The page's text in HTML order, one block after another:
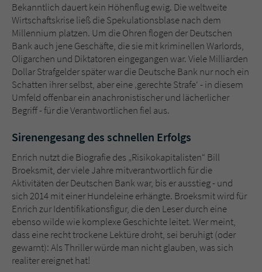
Bekanntlich dauert kein Höhenflug ewig. Die weltweite
Wirtschaftskrise ließ die Spekulationsblase nach dem
Millennium platzen. Um die Ohren flogen der Deutschen
Bank auch jene Geschäfte, die sie mit kriminellen Warlords,
Oligarchen und Diktatoren eingegangen war. Viele Milliarden
Dollar Strafgelder später war die Deutsche Bank nur noch ein
Schatten ihrer selbst, aber eine ‚gerechte Strafe‘ - in diesem
Umfeld offenbar ein anachronistischer und lächerlicher
Begriff - für die Verantwortlichen fiel aus.
Sirenengesang des schnellen Erfolgs
Enrich nutzt die Biografie des „Risikokapitalisten“ Bill
Broeksmit, der viele Jahre mitverantwortlich für die
Aktivitäten der Deutschen Bank war, bis er ausstieg - und
sich 2014 mit einer Hundeleine erhängte. Broeksmit wird für
Enrich zur Identifikationsfigur, die den Leser durch eine
ebenso wilde wie komplexe Geschichte leitet. Wer meint,
dass eine recht trockene Lektüre droht, sei beruhigt (oder
gewarnt): Als Thriller würde man nicht glauben, was sich
realiter ereignet hat!